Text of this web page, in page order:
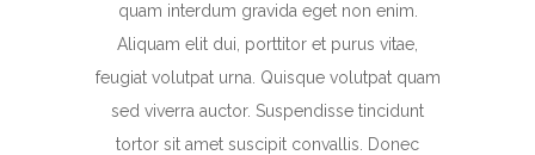
quam interdum gravida eget non enim.
Aliquam elit dui, porttitor et purus vitae,
feugiat volutpat urna. Quisque volutpat quam
sed viverra auctor. Suspendisse tincidunt
tortor sit amet suscipit convallis. Donec